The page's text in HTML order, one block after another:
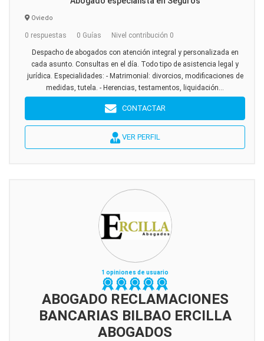
Oviedo
0 respuestas 0 Guías Nivel contribución 0
Despacho de abogados con atención integral y personalizada en
cada asunto. Consultas en el día. Todo tipo de asistencia legal y
jurídica. Especialidades: - Matrimonial: divorcios, modificaciones de
medidas, tutela. - Herencias, testamentos, liquidación...
CONTACTAR
VER PERFIL
1 opiniones de usuario
ABOGADO RECLAMACIONES
BANCARIAS BILBAO ERCILLA
ABOGADOS